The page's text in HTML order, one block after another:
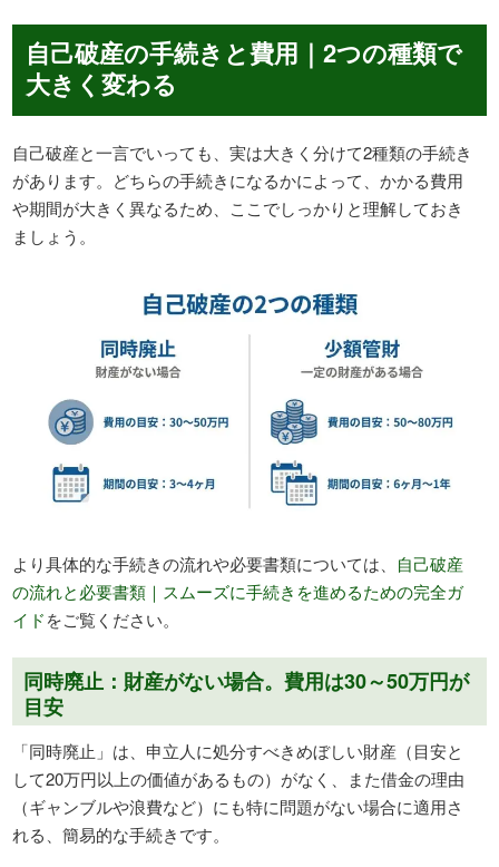
自己破産の手続きと費用｜2つの種類で
大きく変わる
自己破産と一言でいっても、実は大きく分けて2種類の手続き
があります。どちらの手続きになるかによって、かかる費用
や期間が大きく異なるため、ここでしっかりと理解しておき
ましょう。
より具体的な手続きの流れや必要書類については、 自己破産
の流れと必要書類｜スムーズに手続きを進めるための完全ガ
イドをご覧ください。
同時廃止：財産がない場合。費用は30～50万円が
目安
「同時廃止」は、申立人に処分すべきめぼしい財産（目安と
して20万円以上の価値があるもの）がなく、また借金の理由
（ギャンブルや浪費など）にも特に問題がない場合に適用さ
れる、簡易的な手続きです。